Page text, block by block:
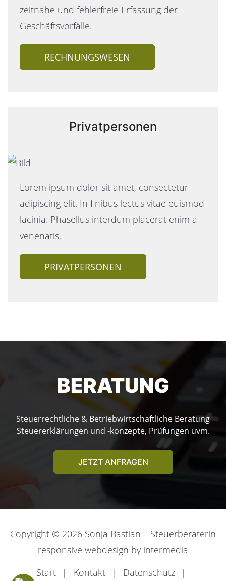
zeitnahe und fehlerfreie Erfassung der
Geschäftsvorfälle.
RECHNUNGSWESEN
Privatpersonen
Lorem ipsum dolor sit amet, consectetur
adipiscing elit. In finibus lectus vitae euismod
lacinia. Phasellus interdum placerat enim a
venenatis.
PRIVATPERSONEN
BERATUNG
Steuerrechtliche & Betriebwirtschaftliche Beratung
Steuererklärungen und -konzepte, Prüfungen uvm.
JETZT ANFRAGEN
Copyright © 2026 Sonja Bastian – Steuerberaterin
responsive webdesign by intermedia
Start
Kontakt
Datenschutz